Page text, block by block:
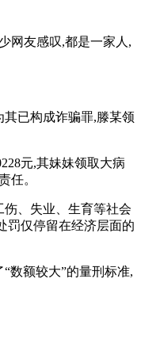
网友感叹,都是一家人,
已构成诈骗罪,滕某领
元,其妹妹领取大病
任。
伤、失业、生育等社会
罚仅停留在经济层面的
数额较大”的量刑标准,